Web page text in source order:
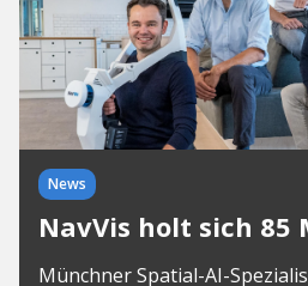
News
NavVis holt sich 85
Münchner Spatial-AI-